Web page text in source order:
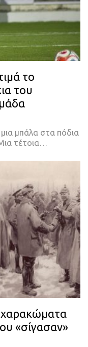
το
του
μια μπάλα στα πόδια
τέτοια…
«σίγασαν»